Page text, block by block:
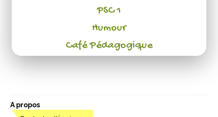
PSC 1
Humour
Café Pédagogique
A propos